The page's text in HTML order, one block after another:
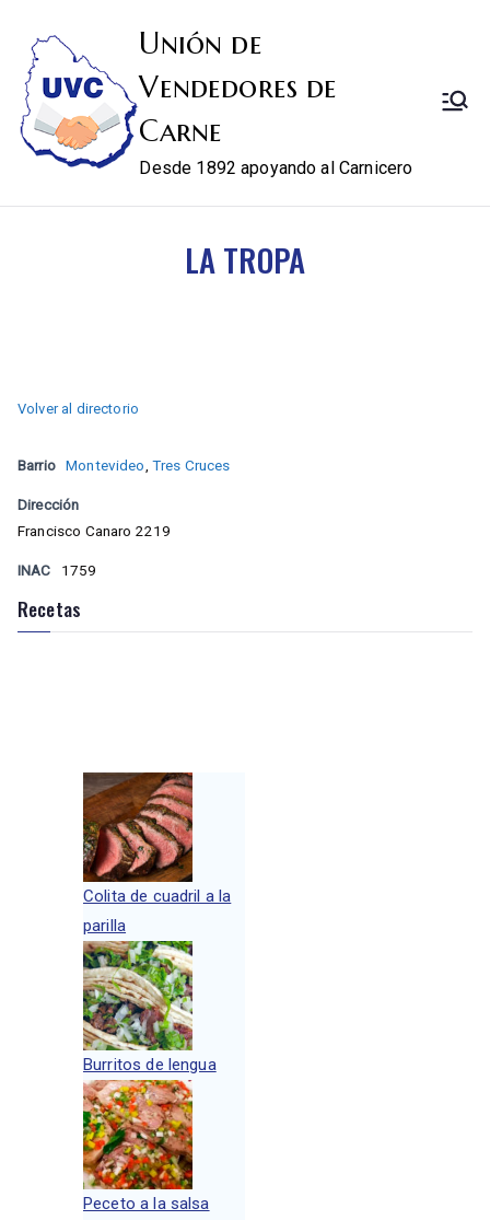
Unión de
Vendedores de
Carne
Desde 1892 apoyando al Carnicero
LA TROPA
Volver al directorio
Barrio Montevideo, Tres Cruces
Dirección
Francisco Canaro 2219
INAC 1759
Recetas
Colita de cuadril a la
parilla
Burritos de lengua
Peceto a la salsa